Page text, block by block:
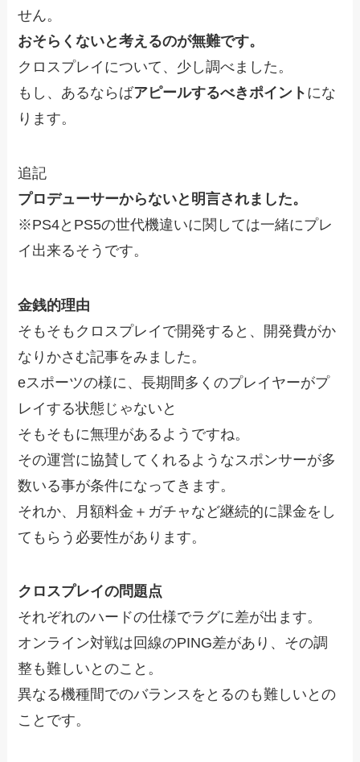
せん。
おそらくないと考えるのが無難です。
クロスプレイについて、少し調べました。
もし、あるならばアピールするべきポイント にな
ります。
追記
プロデューサーからないと明言されました。
※PS4とPS5の世代機違いに関しては一緒にプレ
イ出来るそうです。
金銭的理由
そもそもクロスプレイで開発すると、開発費がか
なりかさむ記事をみました。
eスポーツの様に、長期間多くのプレイヤーがプ
レイする状態じゃないと
そもそもに無理があるようですね。
その運営に協賛してくれるようなスポンサーが多
数いる事が条件になってきます。
それか、月額料金＋ガチャなど継続的に課金をし
てもらう必要性があります。
クロスプレイの問題点
それぞれのハードの仕様でラグに差が出ます。
オンライン対戦は回線のPING差があり、その調
整も難しいとのこと。
異なる機種間でのバランスをとるのも難しいとの
ことです。